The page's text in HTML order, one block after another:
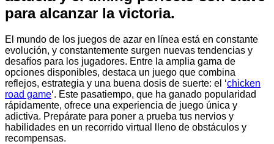
para alcanzar la victoria.
El mundo de los juegos de azar en línea está en constante
evolución, y constantemente surgen nuevas tendencias y
desafíos para los jugadores. Entre la amplia gama de
opciones disponibles, destaca un juego que combina
reflejos, estrategia y una buena dosis de suerte: el ‘chicken
road game‘. Este pasatiempo, que ha ganado popularidad
rápidamente, ofrece una experiencia de juego única y
adictiva. Prepárate para poner a prueba tus nervios y
habilidades en un recorrido virtual lleno de obstáculos y
recompensas.